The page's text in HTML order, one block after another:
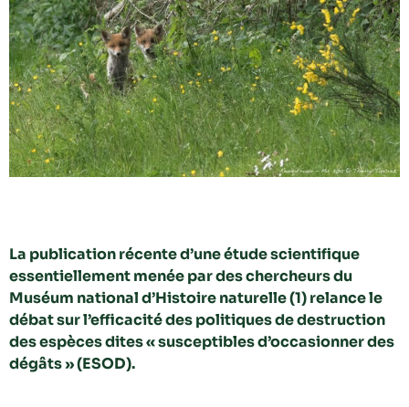
La publication récente d’une étude scientifique
essentiellement menée par des chercheurs du
Muséum national d’Histoire naturelle (1) relance le
débat sur l’efficacité des politiques de destruction
des espèces dites « susceptibles d’occasionner des
dégâts » (ESOD).